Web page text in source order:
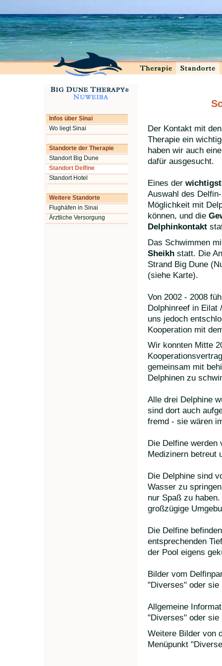
Der Kontakt mit
Therapie ein
haben wir auch
dafür ausgesucht.
Eines der
Auswahl des
Möglichkeit mit
können, und die
Delphinkontakt
Das Schwimmen
Sheikhstatt. Die
Strand Big Dune
(siehe Karte).
Von 2002 - 2008
Dolphinreef in Eilat
uns jedoch
Kooperation mit
Wir konnten Mitte
gemeinsam mit
Delphinen zu
Alle drei Delphine
sind dort auch
fremd - sie wären
Die Delfine werden
Medizinern betreut
Die Delphine sind
Wasser zu
nur Spaß zu
großzügige
Die Delfine
entsprechenden
der Pool eigens
Bilder vom
"Diverses" oder
Allgemeine
"Diverses" oder
Weitere Bilder von
Menüpunkt
Infos über Sinai
Wo liegt Sinai
Standorte der Therapie
Standort Big Dune
Standort Delfine
Standort Hotel
Weitere Standorte
Flughäfen in Sinai
Ärztliche Versorgung